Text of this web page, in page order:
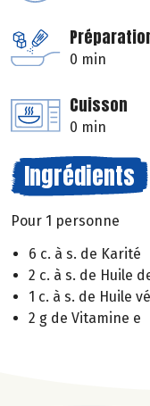
0 min
Cuisson
0 min
Ingrédients
Pour 1 personne
6 c. à s. de Karité
2 c. à s. de Huile
1 c. à s. de Huile
2 g de Vitamine e